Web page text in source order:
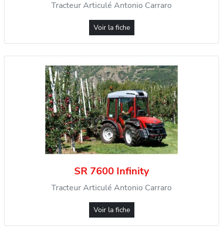
Tracteur Articulé Antonio Carraro
Voir la fiche
SR 7600 Infinity
Tracteur Articulé Antonio Carraro
Voir la fiche